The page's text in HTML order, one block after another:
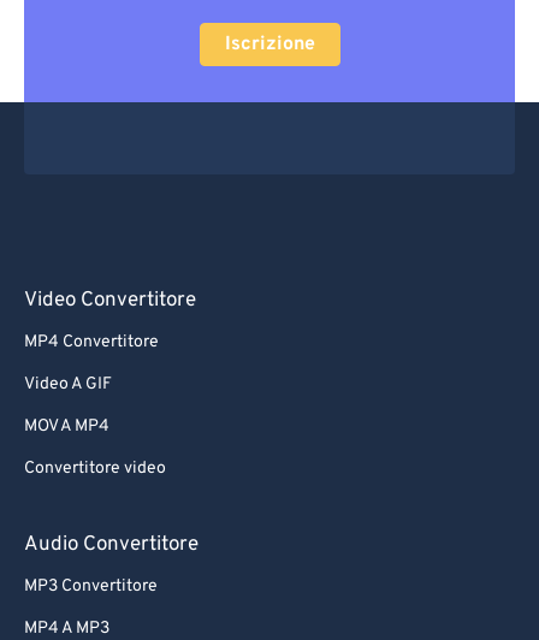
Iscrizione
Video Convertitore
MP4 Convertitore
Video A GIF
MOV A MP4
Convertitore video
Audio Convertitore
MP3 Convertitore
MP4 A MP3